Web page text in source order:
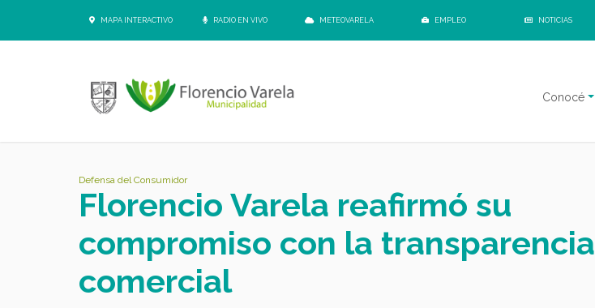
MAPA INTERACTIVO RADIO EN VIVO METEOVARELA EMPLEO NOTICIAS
Conocé
Defensa del Consumidor
Florencio Varela reafirmó su
compromiso con la transparencia
comercial